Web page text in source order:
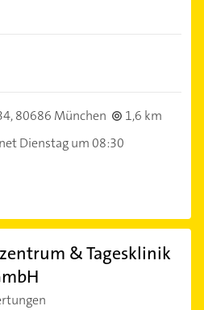
80686 München
1,6 km
Dienstag um 08:30
& Tagesklinik